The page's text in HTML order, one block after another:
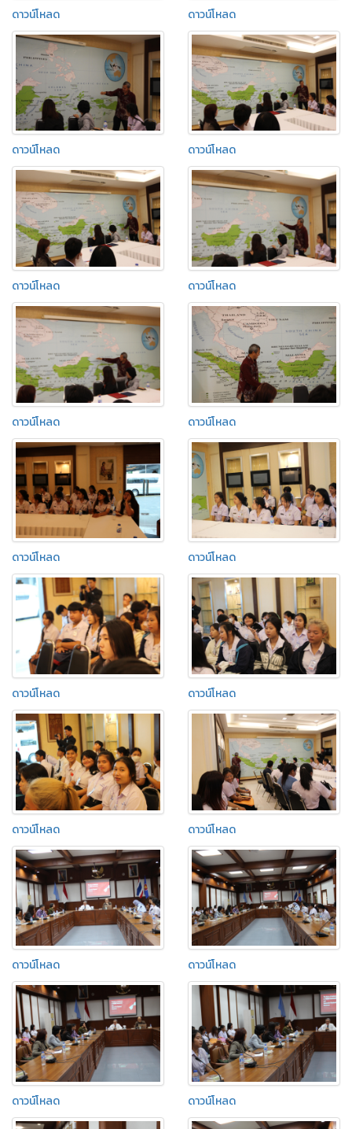
ดาวน์โหลด ดาวน์โหลด
ดาวน์โหลด ดาวน์โหลด
ดาวน์โหลด ดาวน์โหลด
ดาวน์โหลด ดาวน์โหลด
ดาวน์โหลด ดาวน์โหลด
ดาวน์โหลด ดาวน์โหลด
ดาวน์โหลด ดาวน์โหลด
ดาวน์โหลด ดาวน์โหลด
ดาวน์โหลด ดาวน์โหลด